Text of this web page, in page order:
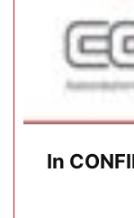
In